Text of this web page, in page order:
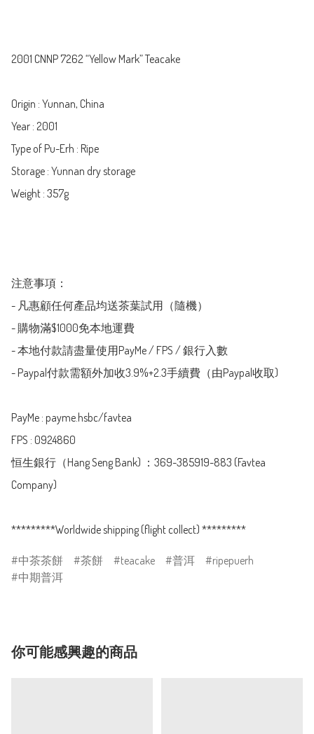
2001 CNNP 7262 “Yellow Mark” Teacake
Origin : Yunnan, China
Year : 2001
Type of Pu-Erh : Ripe
Storage : Yunnan dry storage
Weight : 357g
注意事項：
- 凡惠顧任何產品均送茶葉試用（隨機）
- 購物滿$1000免本地運費
- 本地付款請盡量使用PayMe / FPS / 銀行入數
- Paypal付款需額外加收3.9%+2.3手續費（由Paypal收取)
PayMe : payme.hsbc/favtea
FPS : 0924860
恒生銀行（Hang Seng Bank) ：369-385919-883 (Favtea
Company)
*********Worldwide shipping (flight collect) *********
中茶茶餅 茶餅 teacake 普洱
ripepuerh
中期普洱
你可能感興趣的商品